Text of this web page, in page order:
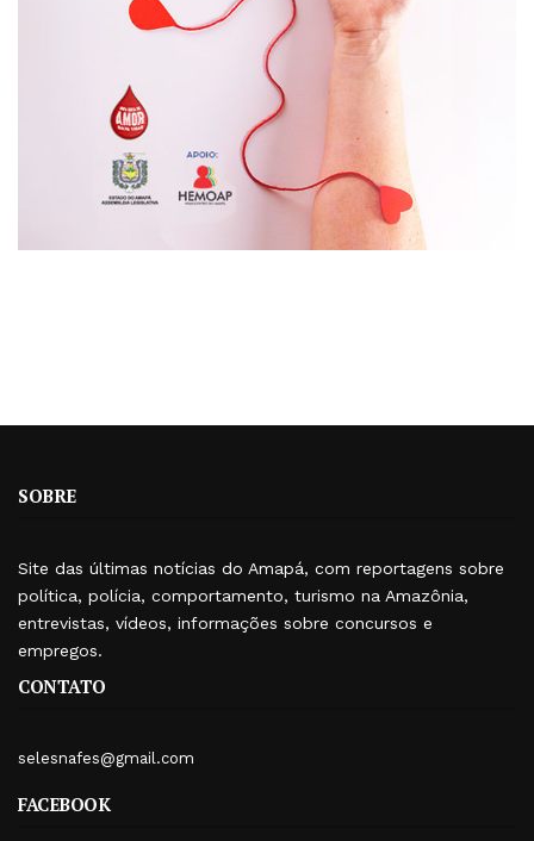
SOBRE
Site das últimas notícias do Amapá, com reportagens sobre
política, polícia, comportamento, turismo na Amazônia,
entrevistas, vídeos, informações sobre concursos e
empregos.
CONTATO
selesnafes@gmail.com
FACEBOOK